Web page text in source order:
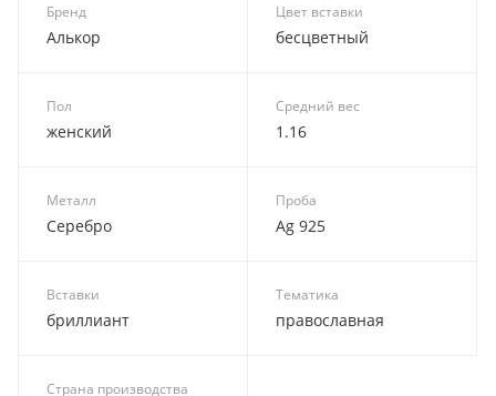
Бренд
Алькор
Цвет вставки
бесцветный
Пол
женский
Средний вес
1.16
Металл
Серебро
Проба
Ag 925
Вставки
бриллиант
Тематика
православная
Страна производства